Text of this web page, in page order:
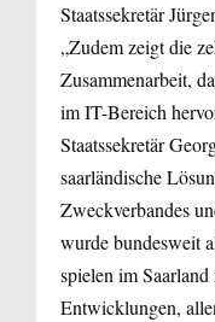
Staatssekretär
„Zudem zeigt die
Zusammenarbeit,
im IT-Bereich
Staatssekretär
saarländische
Zweckverbandes
wurde bundesweit
spielen im
Entwicklungen,